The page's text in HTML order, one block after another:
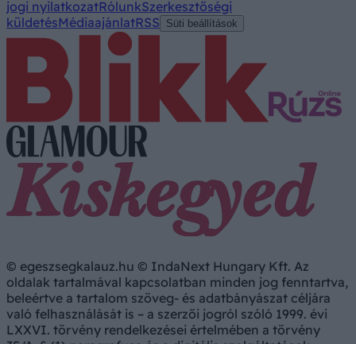
jogi nyilatkozatRólunkSzerkesztőségi
küldetésMédiaajánlatRSS Süti beállítások
© egeszsegkalauz.hu © IndaNext Hungary Kft. Az
oldalak tartalmával kapcsolatban minden jog fenntartva,
beleértve a tartalom szöveg- és adatbányászat céljára
való felhasználását is – a szerzői jogról szóló 1999. évi
LXXVI. törvény rendelkezései értelmében a törvény